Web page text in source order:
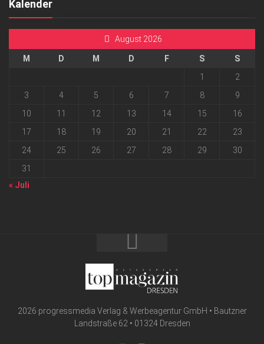
Kalender
August 2026
M D M D F S
S
1
2
3
4 5 6 7 8
9
10
11 12 13 14 15
16
17
18 19 20 21 22
23
24
25 26 27 28 29
30
31
« Juli
2026 progressmedia Verlag & Werbeagentur GmbH • Bautzner
Landstraße 62 • 01324 Dresden